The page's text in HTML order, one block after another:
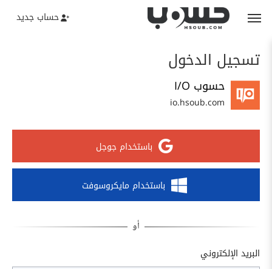
حساب جديد
تسجيل الدخول
حسوب I/O
io.hsoub.com
باستخدام جوجل
باستخدام مايكروسوفت
البريد الإلكتروني